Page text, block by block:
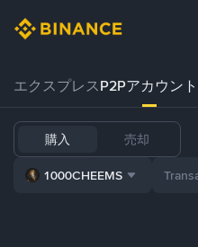
エクスプレスP2Pアカウント
購入 売却
1000CHEEMS